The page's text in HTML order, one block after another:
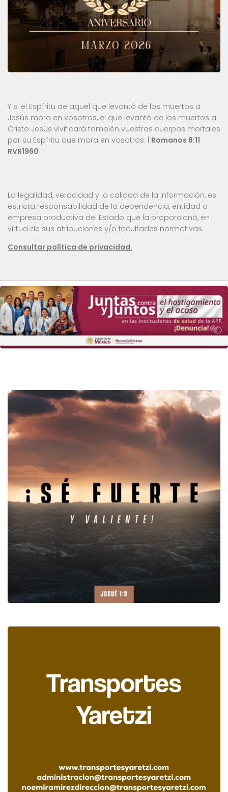
Y si el Espíritu de aquel que levantó de los muertos a
Jesús mora en vosotros, el que levantó de los muertos a
Cristo Jesús vivificará también vuestros cuerpos mortales
por su Espíritu que mora en vosotros. | Romanos 8:11
RVR1960
La legalidad, veracidad y la calidad de la información, es
estricta responsabilidad de la dependencia, entidad o
empresa productiva del Estado que la proporcionó, en
virtud de sus atribuciones y/o facultades normativas.
Consultar política de privacidad.